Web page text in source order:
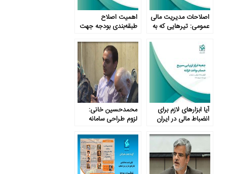
اصلاحات مدیریت مالی
عمومی: تیرهایی که به
اهمیت اصلاح
طبقه‌بندی بودجه جهت
آیا ابزارهای لازم برای
انضباط مالی در ایران
محمدحسین خانی:
لزوم طراحی سامانه